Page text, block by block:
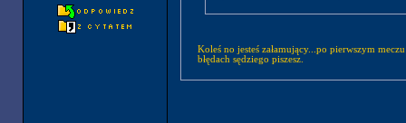
Koleś no jesteś załamujący...po pierwszym
błędach sędziego piszesz.